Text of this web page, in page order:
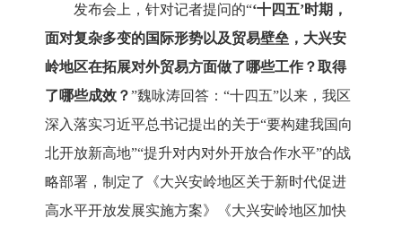
发布会上，针对记者提问的“‘十四五’时期，
面对复杂多变的国际形势以及贸易壁垒，大兴安
岭地区在拓展对外贸易方面做了哪些工作？取得
了哪些成效？”魏咏涛回答： “十四五”以来， 我区
深入落实习近平总书记提出的关于“要构建我国向
北开放新高地”“提升对内对外开放合作水平”的战
略部署，制定了
《大兴安岭地区关于新时代促进
高水平开放发展实施方案》
《大兴安岭地区加快